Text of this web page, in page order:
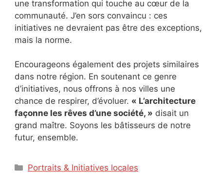
une transformation qui touche au cœur de la
communauté. J’en sors convaincu : ces
initiatives ne devraient pas être des exceptions,
mais la norme.
Encourageons également des projets similaires
dans notre région. En soutenant ce genre
d’initiatives, nous offrons à nos villes une
chance de respirer, d’évoluer. « L’architecture
façonne les rêves d’une société, » disait un
grand maître. Soyons les bâtisseurs de notre
futur, ensemble.
Catégories
Portraits & Initiatives locales